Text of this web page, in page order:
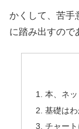
かくして、苦手
に踏み出すので
本、ネ
基礎は
チャー